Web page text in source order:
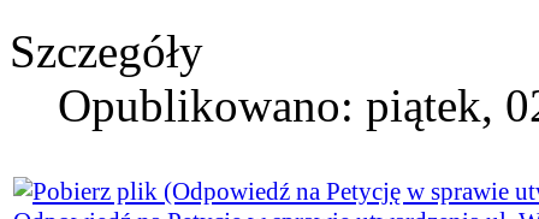
Szczegóły
Opublikowano: piątek,